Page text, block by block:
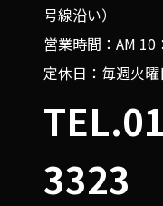
号線沿い）
営業時間：AM 10
定休日：毎週火
3323